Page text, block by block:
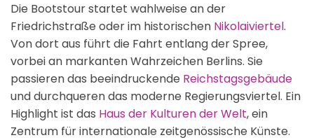
Die Bootstour startet wahlweise an der
Friedrichstraße oder im historischen Nikolaiviertel.
Von dort aus führt die Fahrt entlang der Spree,
vorbei an markanten Wahrzeichen Berlins. Sie
passieren das beeindruckende Reichstagsgebäude
und durchqueren das moderne Regierungsviertel. Ein
Highlight ist das Haus der Kulturen der Welt, ein
Zentrum für internationale zeitgenössische Künste.